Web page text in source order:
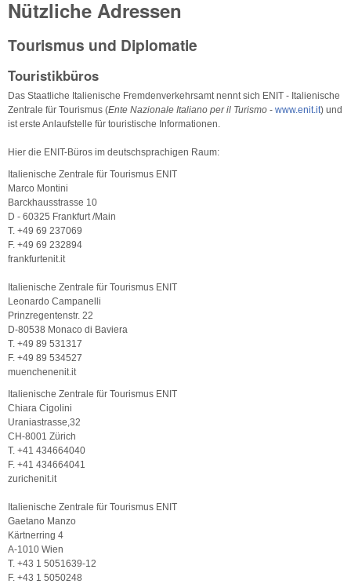
Nützliche Adressen
Tourismus und Diplomatie
Touristikbüros
Das Staatliche Italienische Fremdenverkehrsamt nennt sich ENIT - Italienische
Zentrale für Tourismus (Ente Nazionale Italiano per il Turismo - www.enit.it) und
ist erste Anlaufstelle für touristische Informationen.
Hier die ENIT-Büros im deutschsprachigen Raum:
Italienische Zentrale für Tourismus ENIT
Marco Montini
Barckhausstrasse 10
D - 60325 Frankfurt /Main
T. +49 69 237069
F. +49 69 232894
frankfurtenit.it
Italienische Zentrale für Tourismus ENIT
Leonardo Campanelli
Prinzregentenstr. 22
D-80538 Monaco di Baviera
T. +49 89 531317
F. +49 89 534527
muenchenenit.it
Italienische Zentrale für Tourismus ENIT
Chiara Cigolini
Uraniastrasse,32
CH-8001 Zürich
T. +41 434664040
F. +41 434664041
zurichenit.it
Italienische Zentrale für Tourismus ENIT
Gaetano Manzo
Kärtnerring 4
A-1010 Wien
T. +43 1 5051639-12
F. +43 1 5050248